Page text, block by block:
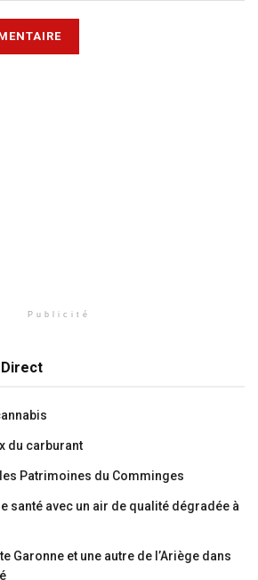
Publicité
du carburant
Patrimoines du Comminges
santé avec un air de qualité dégradée à
Garonne et une autre de l’Ariège dans